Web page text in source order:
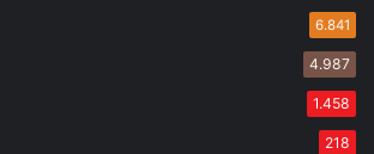
6.841
4.987
1.458
218